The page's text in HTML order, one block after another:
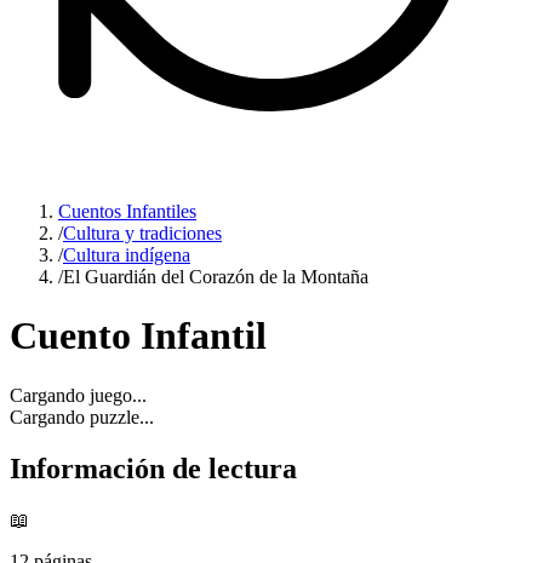
Cuentos Infantiles
/Cultura y tradiciones
/Cultura indígena
/El Guardián del Corazón de la Montaña
Cuento Infantil
Cargando juego...
Cargando puzzle...
Información de lectura
📖